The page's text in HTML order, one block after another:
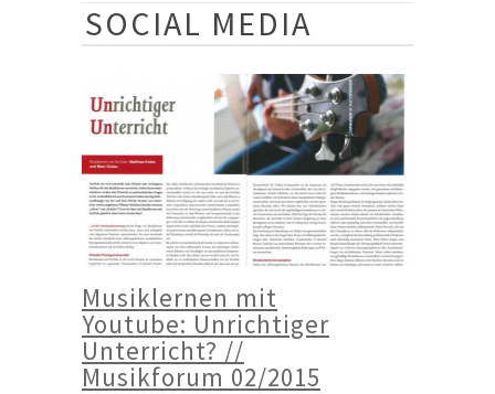
SOCIAL MEDIA
Musiklernen mit
Youtube: Unrichtiger
Unterricht? //
Musikforum 02/2015